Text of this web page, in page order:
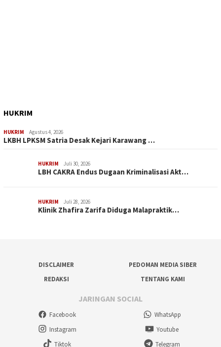
HUKRIM
HUKRIM Agustus 4, 2026
LKBH LPKSM Satria Desak Kejari Karawang …
HUKRIM Juli 30, 2026
LBH CAKRA Endus Dugaan Kriminalisasi Akt…
HUKRIM Juli 28, 2026
Klinik Zhafira Zarifa Diduga Malapraktik…
DISCLAIMER
PEDOMAN MEDIA SIBER
REDAKSI
TENTANG KAMI
JARINGAN SOCIAL
Facebook
WhatsApp
Instagram
Youtube
Tiktok
Telegram